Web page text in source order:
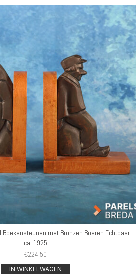
met Bronzen Boeren Echtpaar
ca. 1925
€224,50
IN WINKELWAGEN